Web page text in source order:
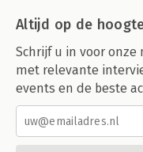
Altijd op de
Schrijf u in voor
met relevante
events en de beste